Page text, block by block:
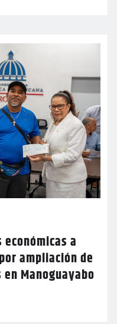
a
ampliación de
Manoguayabo